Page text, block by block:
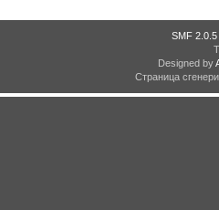
SMF 2.0.5
Designed by
Страница